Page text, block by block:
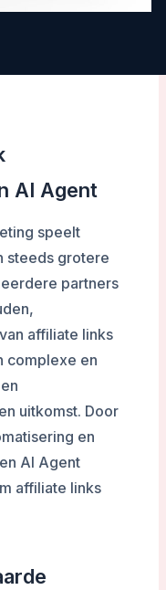
AI Agent
speelt
steeds grotere
partners
affiliate links
complexe en
uitkomst. Door
en
AI Agent
affiliate links